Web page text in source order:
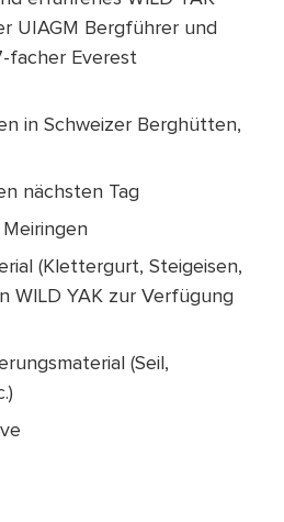
UIAGM Bergführer und
facher Everest
in Schweizer Berghütten,
nächsten Tag
(Klettergurt, Steigeisen,
WILD YAK zur Verfügung
(Seil,